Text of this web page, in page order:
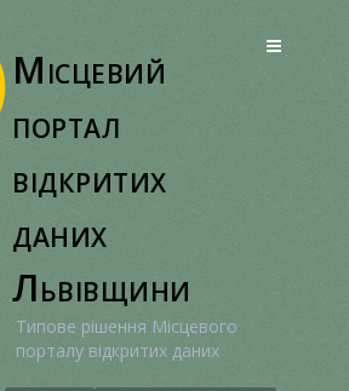
Місцевий
портал
відкритих
даних
Львівщини
Типове рішення Місцевого
порталу відкритих даних